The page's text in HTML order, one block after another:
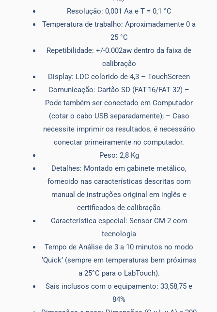
Resolução: 0,001 Aa e T = 0,1 °C
Temperatura de trabalho: Aproximadamente 0 a
25 °C
Repetibilidade: +/-0.002aw dentro da faixa de
calibração
Display: LDC colorido de 4,3 – TouchScreen
Comunicação: Cartão SD (FAT-16/FAT 32) –
Pode também ser conectado em Computador
(cotar o cabo USB separadamente); – Caso
necessite imprimir os resultados, é necessário
conectar primeiramente no computador.
Peso: 2,8 Kg
Detalhes: Montado em gabinete metálico,
fornecido nas características descritas com
manual de instruções original em inglês e
certificados de calibração
Característica especial: Sensor CM-2 com
tecnologia
Tempo de Análise de 3 a 10 minutos no modo
‘Quick’ (sempre em temperaturas bem próximas
a 25°C para o LabTouch).
Sais inclusos com o equipamento: 33,58,75 e
84%